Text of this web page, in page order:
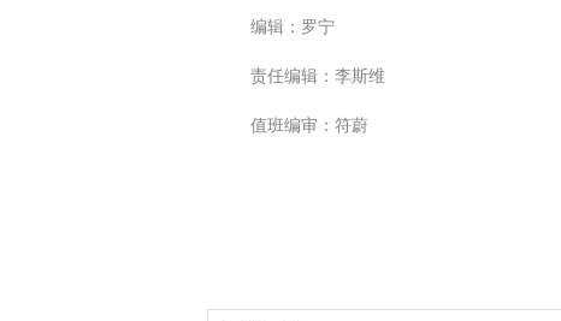
编辑：罗宁
责任编辑：李斯维
值班编审：符蔚